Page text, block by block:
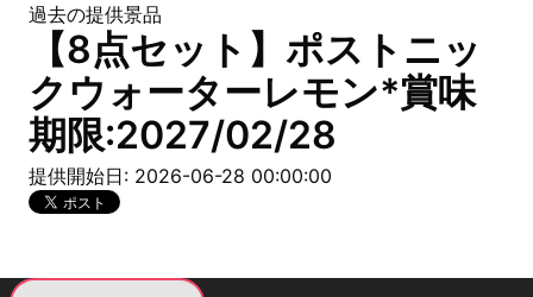
過去の提供景品
【8点セット】ポストニッ
クウォーターレモン*賞味
期限:2027/02/28
提供開始日: 2026-06-28 00:00:00